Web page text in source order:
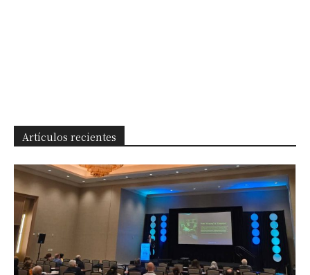
Artículos recientes